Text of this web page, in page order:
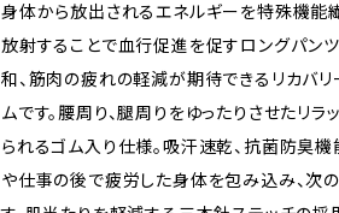
身体から放出されるエネルギーを特殊機能
放射することで血行促進を促すロングパンツ
和、筋肉の疲れの軽減が期待できるリカバ
ムです。腰周り、腿周りをゆったりさせたリラ
られるゴム入り仕様。吸汗速乾、抗菌防臭
や仕事の後で疲労した身体を包み込み、次